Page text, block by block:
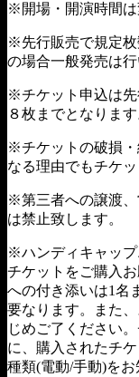
※開場・開演時間は
※先行販売で規定
の場合一般発売は
※チケット申込は先
８枚までとなります
※チケットの破損
なる理由でもチケ
※第三者への譲渡
は禁止致します。
※ハンディキャップ
チケットをご購入
への付き添いは1名
要なります。また
じめご了ください
に、購入されたチ
種類(電動/手動)をお